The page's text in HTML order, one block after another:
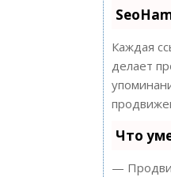
Каждая
делает
Что
—